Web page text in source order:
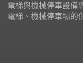
電梯與機械停車設備
電梯、機械停車場的